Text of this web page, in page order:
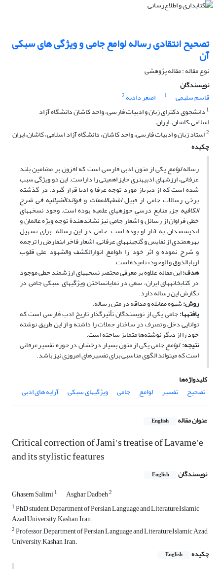
تصحیح انتقادی رساله لوامع جامی و ویژگی های سبکی
آن
نوع مقاله : مقاله پژوهشی
نویسندگان
قاسم سلیمی
1 اصغر دادبه 2
1 دانشجوی دکترای زبان و ادبیات فارسی، واحد کاشان دانشگاه آزاد
اسلامی،کاشان، ایران.
2استاد زبان و ادبیات فارسی، واحد کاشان، دانشگاه آزاد اسلامی، کاشان،ایران
چکیده
رسالهلوامعیکی از متون ادبی فارسی است که افزون بر مضامین بلند
عرفانی، ارزش‏های ادبی‏هنری حایز اهمیتی را داراست. این دو ویژگی سبب
شده است که از دیرباز مورد توجه عرفا و ادبا قرار گیرد. در گذشته
برخی رسالات جامی از قبیلاشعّه‏اللمعات وفوائد‏الّضیائیه فی شرح
الکافیه جزءِ منابع درسیِ حوزه‏های علمیه بوده است. وجود نسخه‏های
خطی فراوان از رسائل و اشعار جامی نیز نشان‏دهندۀ توجه ویژه عالمان و
اندیشمندان به آثار او بوده است. جامی در این رساله برای تسهیل
بهره‏مندی از نفایس و گنجینه‏های عرفانی، اشعار فاخر ابن‏فارض را ترجمه
و شرح نموده و اثر خود را «لوامع انوارالکشف والشهود علی قلوب
ارباب‏‏‏‏الذوق و الوجود» نامیده است.
هدف:این مقاله علاوه بر معرفی مختصر نسخه‏های ارزشمند خطی موجود
در کتابخانه‏های ایران، سعی در نمایان‏‏ساختن ویژگی‏های سبکی جامی در
نگارش این رساله دارد.
روش:شیوه مقابله و مداقه در متن رساله.
یافته‏ها:جامی یکی از نویسندگان تأثیرگذار تاریخ ادب‏ فارسی است که
توانایی دخل و تصرف در ساختار جملات را داشته و از این طریق نوشته
خود را از دیگر نوشته‌ها متمایز ساخته است.
نتیجه:لوامعجامی یکی از متون بسیار درخشان در حوزه تفسیرعرفانی
است که می‏تواند الگوی مناسبی برای تفسیرهای امروزی نیز باشد.
کلیدواژه‌ها
تصحیح
تفسیر لوامع جامی ویژگی‏های سبکی آرایه‏ های ادبی
عنوان مقاله English
Critical correction of Jami’s treatise of Lavame’e
and its stylistic features
نویسندگان English
Ghasem Salimi1 Asghar Dadbeh2
1PhD student, Department of Persian Language and Literature,Islamic
Azad University, Kashan, Iran.
2Professor, Department of Persian Language and Literature,Islamic Azad
University, Kashan, Iran.
چکیده
English